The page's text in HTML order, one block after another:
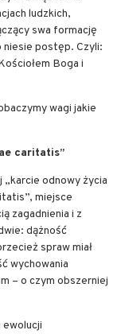
ludzkich,
swa formację
postęp. Czyli:
Boga i
wagi jakie
caritatis”
odnowy życia
miejsce
zagadnienia i z
dążność
spraw miał
wychowania
– o czym obszerniej
ewolucji